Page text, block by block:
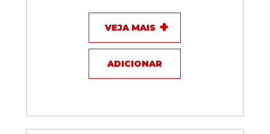
VEJA MAIS
ADICIONAR